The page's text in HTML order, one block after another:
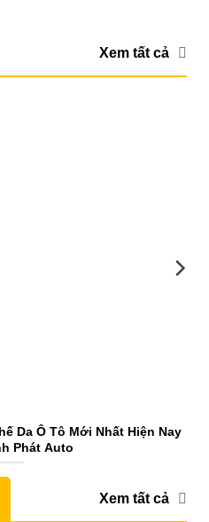
Xem tất cả
Da Ô Tô Mới Nhất Hiện Nay
Phát Auto
Xem tất cả